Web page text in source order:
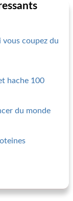
vous coupez du
hache 100
du monde